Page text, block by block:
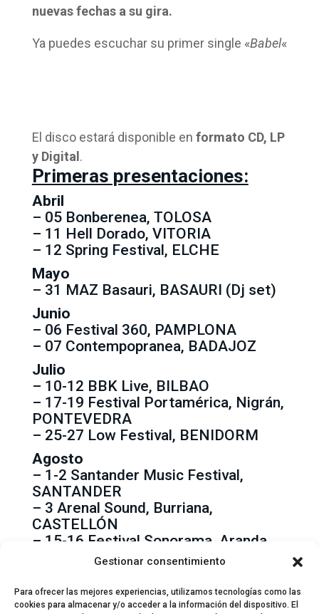
Gestionar consentimiento
Para ofrecer las mejores experiencias, utilizamos tecnologías como las
cookies para almacenar y/o acceder a la información del dispositivo. El
nuevas fechas a su gira.
Ya puedes escuchar su primer single «Babel«
El disco estará disponible en formato CD, LP
y Digital .
Primeras presentaciones:
Abril
– 05 Bonberenea, TOLOSA
– 11 Hell Dorado, VITORIA
– 12 Spring Festival, ELCHE
Mayo
– 31 MAZ Basauri, BASAURI (Dj set)
Junio
– 06 Festival 360, PAMPLONA
– 07 Contempopranea, BADAJOZ
Julio
– 10-12 BBK Live, BILBAO
– 17-19 Festival Portamérica, Nigrán,
PONTEVEDRA
– 25-27 Low Festival, BENIDORM
Agosto
– 1-2 Santander Music Festival,
SANTANDER
– 3 Arenal Sound, Burriana,
CASTELLÓN
– 15-16 Festival Sonorama, Aranda
de Duero, BURGOS